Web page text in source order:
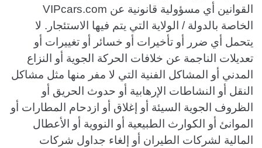
القوانين أي مسؤولية قانونية عن VIPcars.com
الخاصة بالدولة / الولاية التي يتم فيها الاستئجار. لا
يتحمل أي ضرر أو تأخيرات أو خسائر أو تغييرات أو
تعديلات الناجمة عن خلافات الحركة الجوية أو النزاع
المدني أو المشاكل الفنية التي لا مفر منها مثل مشاكل
النقل أو النشاطات الإرهابية أو حدوث الحريق أو
الظروف الجوية السيئة أو إغلاق أو ازدحام المطارات أو
الموانئ أو الكوارث الطبيعية أو النووية أو الأعطال
المالية لشركات الطيران أو إلغاء جداول شركات